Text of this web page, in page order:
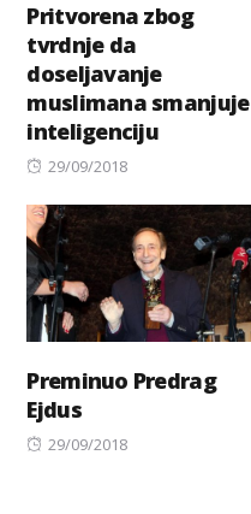
Pritvorena zbog
tvrdnje da
doseljavanje
muslimana smanjuje
inteligenciju
Posted
29/09/2018
Preminuo Predrag
Ejdus
Posted
29/09/2018